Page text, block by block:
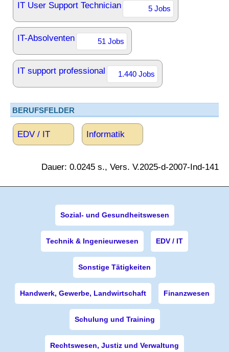
IT User Support Technician 5 Jobs
IT-Absolventen 51 Jobs
IT support professional 1.440 Jobs
BERUFSFELDER
EDV / IT Informatik
Dauer: 0.0245 s., Vers. V.2025-d-2007-Ind-141
Sozial- und Gesundheitswesen
Technik & Ingenieurwesen EDV / IT
Sonstige Tätigkeiten
Handwerk, Gewerbe, Landwirtschaft Finanzwesen
Schulung und Training
Rechtswesen, Justiz und Verwaltung